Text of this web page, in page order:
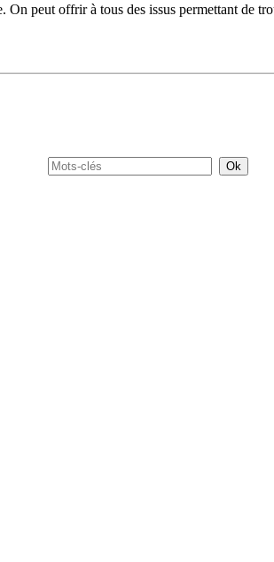
peut offrir à tous des issus permettant de